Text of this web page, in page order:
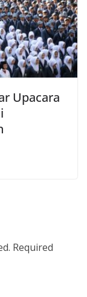
Upacara
Required